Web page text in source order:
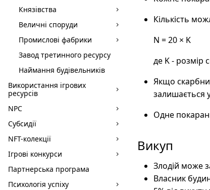
Князівства
Величні споруди
Промислові фабрики
Завод третинного ресурсу
Наймання будівельників
Використання ігрових
ресурсів
NPC
Субсидії
NFT-колекції
Ігрові конкурси
Партнерська програма
Психологія успіху
Кількість
N = 20 × K
де K - розмір
Якщо
залишається у
Одне
Викуп
Злодій може
Власник